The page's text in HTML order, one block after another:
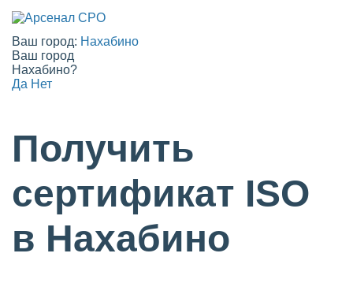
Ваш город: Нахабино
Ваш город
Нахабино?
Да Нет
Получить
сертификат ISO
в Нахабино